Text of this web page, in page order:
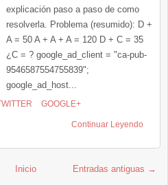
explicación paso a paso de como
resolverla. Problema (resumido): D +
A = 50 A + A + A = 120 D + C = 35
¿C = ? google_ad_client = "ca-pub-
9546587554755839";
google_ad_host...
GOOGLE+
Continuar Leyendo
Entradas antiguas →
Inicio